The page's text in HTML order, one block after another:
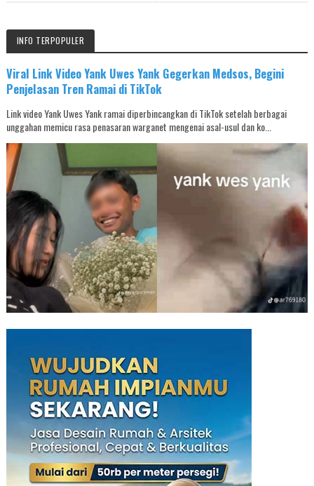
INFO TERPOPULER
Viral Link Video Yank Uwes Yank Gegerkan Medsos, Begini
Penjelasan Tren Ramai di TikTok
Link video Yank Uwes Yank ramai diperbincangkan di TikTok setelah berbagai
unggahan memicu rasa penasaran warganet mengenai asal-usul dan ko...